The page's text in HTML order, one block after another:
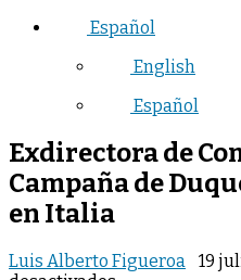
Español
English
Español
Exdirectora de
Campaña de
en Italia
Luis Alberto Figueroa 19